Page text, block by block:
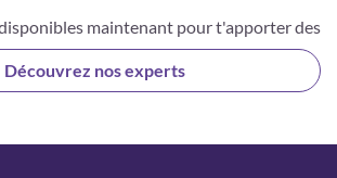
maintenant pour t'apporter des
Découvrez nos experts